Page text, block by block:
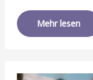
Mehr lesen